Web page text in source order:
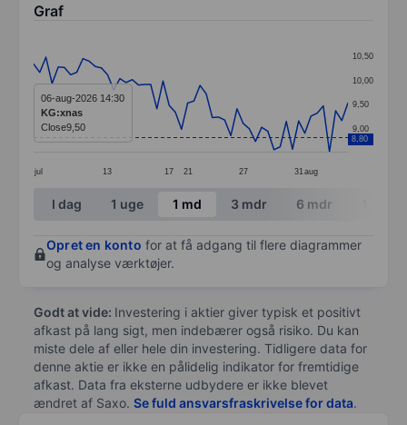
Graf
Line chart with 52 data points.
The chart has 1 X axis displaying categories.
The chart has 1 Y axis displaying values. Data
jul 13 17 21 27 31 aug
9,00
9,50
10,00
10,50
8,80
06-aug-2026 14:30
KG:xnas
Close9,50
End of interactive chart.
I dag 1 uge 1 md 3 mdr 6 mdr
Opret en konto for at få adgang til flere diagrammer
og analyse værktøjer.
Godt at vide: Investering i aktier giver typisk et positivt
afkast på lang sigt, men indebærer også risiko. Du kan
miste dele af eller hele din investering. Tidligere data for
denne aktie er ikke en pålidelig indikator for fremtidige
afkast. Data fra eksterne udbydere er ikke blevet
ændret af Saxo. Se fuld ansvarsfraskrivelse for data.